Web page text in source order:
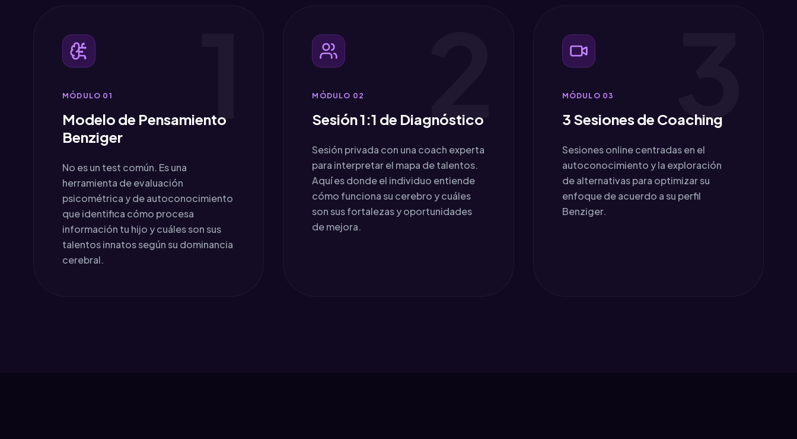
MÓDULO 0 1
Modelo de Pensamiento
Benziger
No es un test común. Es una
herramienta de evaluación
psicométrica y de autoconocimiento
que identifica cómo procesa
información tu hijo y cuáles son sus
talentos innatos según su dominancia
cerebral.
2
MÓDULO 0 2
Sesión 1:1 de Diagnóstico
Sesión privada con una coach experta
para interpretar el mapa de talentos.
Aquí es donde el individuo entiende
cómo funciona su cerebro y cuáles
son sus fortalezas y oportunidades
de mejora.
3
MÓDULO 03
3 Sesiones de Coaching
Sesiones online centradas en el
autoconocimiento y la exploración
de alternativas para optimizar su
enfoque de acuerdo a su perfil
Benziger.